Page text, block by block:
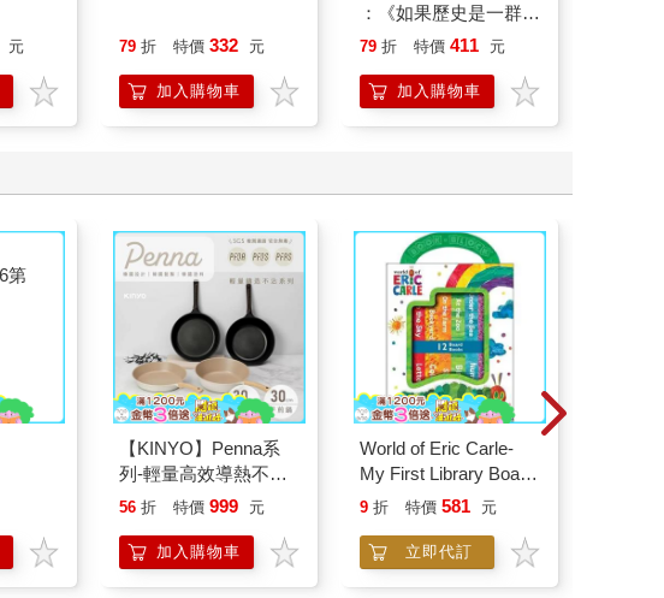
元 79 折 特價 332 元
加入購物車
：《如果歷史是一群
喵》作者最新力作，附
79 折 特價 411 元
加入購物車
【KINYO】Penna系
列-輕量高效導熱不沾
平煎鍋30cm
56 折 特價 999 元
加入購物車
World of Eric Carle-
My First Library Board
Book Block Set
9 折 特價 581 元
立即代訂